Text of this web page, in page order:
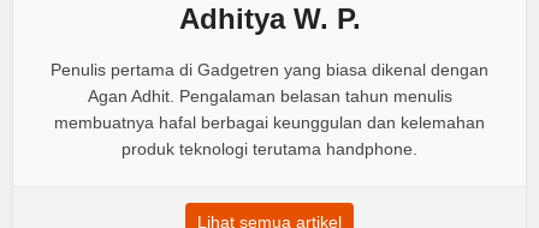
Adhitya W. P.
Penulis pertama di Gadgetren yang biasa dikenal dengan
Agan Adhit. Pengalaman belasan tahun menulis
membuatnya hafal berbagai keunggulan dan kelemahan
produk teknologi terutama handphone.
Lihat semua artikel